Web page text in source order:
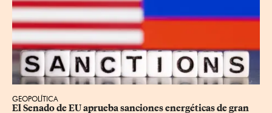
GEOPOLÍTICA
El Senado de EU aprueba sanciones energéticas de gran